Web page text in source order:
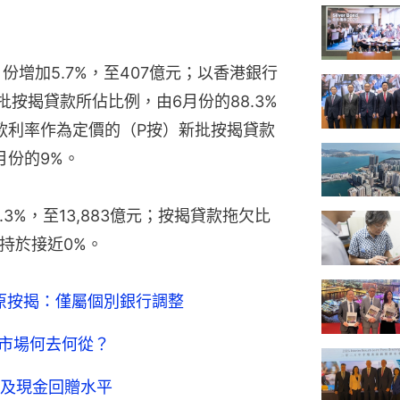
增加5.7%，至407億元；以香港銀行
按揭貸款所佔比例，由6月份的88.3%
率作為定價的（P按）新批按揭貸款
的9%。
，至13,883億元；按揭貸款拖欠比
於接近0%。
揭：僅屬個別銀行調整
場何去何從？
現金回贈水平